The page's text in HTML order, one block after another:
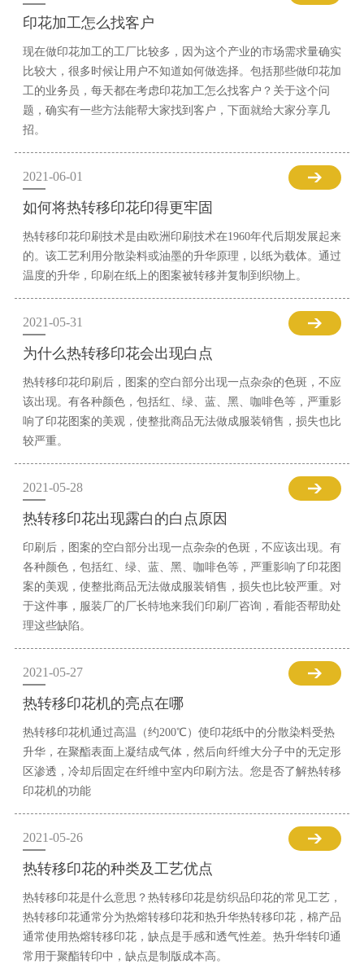
印花加工怎么找客户
现在做印花加工的工厂比较多，因为这个产业的市场需求量确实
比较大，很多时候让用户不知道如何做选择。包括那些做印花加
工的业务员，每天都在考虑印花加工怎么找客户？关于这个问
题，确实有一些方法能帮大家找到客户，下面就给大家分享几
招。
2021-06-01
如何将热转移印花印得更牢固
热转移印花印刷技术是由欧洲印刷技术在1960年代后期发展起来
的。该工艺利用分散染料或油墨的升华原理，以纸为载体。通过
温度的升华，印刷在纸上的图案被转移并复制到织物上。
2021-05-31
为什么热转移印花会出现白点
热转移印花印刷后，图案的空白部分出现一点杂杂的色斑，不应
该出现。有各种颜色，包括红、绿、蓝、黑、咖啡色等，严重影
响了印花图案的美观，使整批商品无法做成服装销售，损失也比
较严重。
2021-05-28
热转移印花出现露白的白点原因
印刷后，图案的空白部分出现一点杂杂的色斑，不应该出现。有
各种颜色，包括红、绿、蓝、黑、咖啡色等，严重影响了印花图
案的美观，使整批商品无法做成服装销售，损失也比较严重。对
于这件事，服装厂的厂长特地来我们印刷厂咨询，看能否帮助处
理这些缺陷。
2021-05-27
热转移印花机的亮点在哪
热转移印花机通过高温（约200℃）使印花纸中的分散染料受热
升华，在聚酯表面上凝结成气体，然后向纤维大分子中的无定形
区渗透，冷却后固定在纤维中室内印刷方法。您是否了解热转移
印花机的功能
2021-05-26
热转移印花的种类及工艺优点
热转移印花是什么意思？热转移印花是纺织品印花的常见工艺，
热转移印花通常分为热熔转移印花和热升华热转移印花，棉产品
通常使用热熔转移印花，缺点是手感和透气性差。热升华转印通
常用于聚酯转印中，缺点是制版成本高。